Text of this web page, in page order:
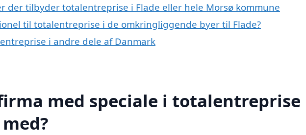
der tilbyder totalentreprise i Flade eller hele Morsø kommune
til totalentreprise i de omkringliggende byer til Flade?
i andre dele af Danmark
med speciale i totalentreprise